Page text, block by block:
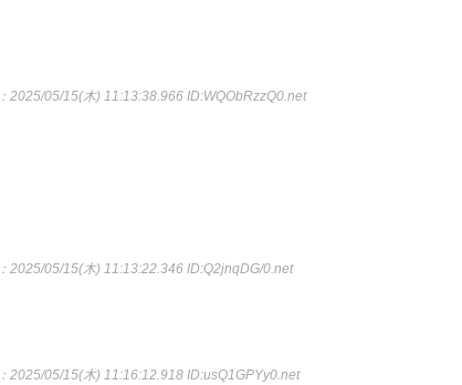
：2025/05/15(木) 11:13:38.966ID:WQObRzzQ0.net
：2025/05/15(木) 11:13:22.346ID:Q2jnqDG/0.net
：2025/05/15(木) 11:16:12.918ID:usQ1GPYy0.net